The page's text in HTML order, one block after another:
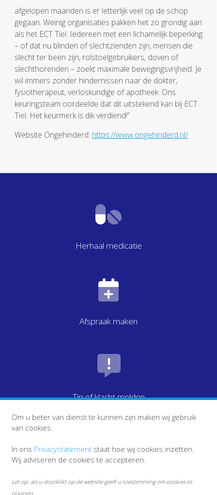
afgelopen maanden is er letterlijk veel op de schop
gegaan. Weinig organisaties pakken het zo grondig aan
als het ECT Tiel. Iedereen met een lichamelijk beperking
– of dat nu blinden of slechtzienden zijn, mensen die
slecht ter been zijn, rolstoelgebruikers, doven of
slechthorenden – zoekt maximale bewegingsvrijheid. Je
wil immers zonder hindernissen naar de dokter,
fysiotherapeut, verloskundige of apotheek. Ons
keuringsteam oordeelde dat dit uitstekend kan bij ECT
Tiel. Het keurmerk is dik verdiend!”
Website Ongehinderd:https://www.ongehinderd.nl/
Herhaal medicatie
Afspraak maken
Tip of klacht melden
Om u beter van dienst te kunnen zijn maken wij gebruik
van cookies.
In ons Privacystatement staat hoe wij cookies inzetten.
Wij adviseren de cookies te accepteren.
Let op: als u doorklikt op de website geeft u toestemming om cookies te
plaatsen.